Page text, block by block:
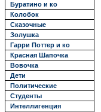
Буратино и ко
Колобок
Сказочные
Золушка
Гарри Поттер и ко
Красная Шапочка
Вовочка
Дети
Политические
Студенты
Интеллигенция